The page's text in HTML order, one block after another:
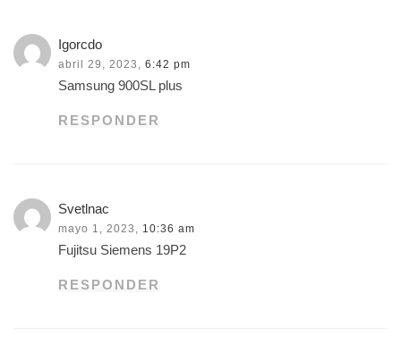
Igorcdo
abril 29, 2023, 6:42 pm
Samsung 900SL plus
RESPONDER
Svetlnac
mayo 1, 2023, 10:36 am
Fujitsu Siemens 19P2
RESPONDER